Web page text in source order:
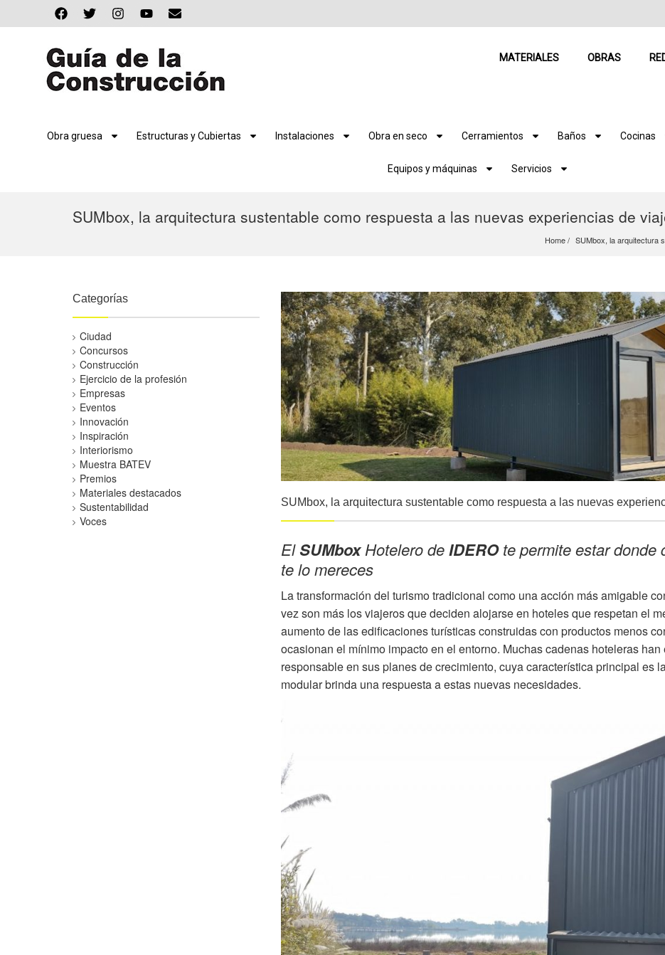
MATERIALES OBRAS
Obra gruesa Estructuras y Cubiertas Instalaciones Obra en seco Cerramientos Baños Cocinas
Equipos y máquinas Servicios
SUMbox, la arquitectura sustentable como respuesta a las nuevas experiencias de
Home SUMbox, la arquitectura
Categorías
Ciudad
Concursos
Construcción
Ejercicio de la profesión
Empresas
Eventos
Innovación
Inspiración
Interiorismo
Muestra BATEV
Premios
Materiales destacados
Sustentabilidad
Voces
SUMbox, la arquitectura sustentable como respuesta a las nuevas
ElSUMboxHotelero deIDEROte permite estar donde
te lo mereces
La transformación del turismo tradicional como una acción más amigable
vez son más los viajeros que deciden alojarse en hoteles que respetan el
aumento de las edificaciones turísticas construidas con productos menos
ocasionan el mínimo impacto en el entorno. Muchas cadenas hoteleras
responsable en sus planes de crecimiento, cuya característica principal es
modular brinda una respuesta a estas nuevas necesidades.